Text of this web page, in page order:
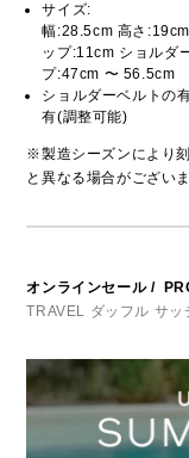
サイズ:
幅:28.5cm 高さ
ップ:11cm ショルダ
プ:47cm 〜 56.5cm
ショルダーベルトの
有(調整可能)
※製造シーズンにより
と異なる場合がございま
オンラインセール/
TRAVEL ダッフル サ